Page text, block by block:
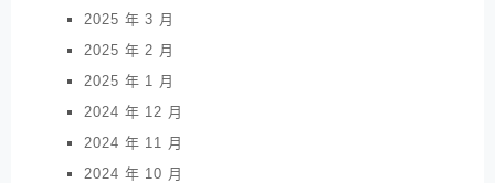
2025 年 3 月
2025 年 2 月
2025 年 1 月
2024 年 12 月
2024 年 11 月
2024 年 10 月